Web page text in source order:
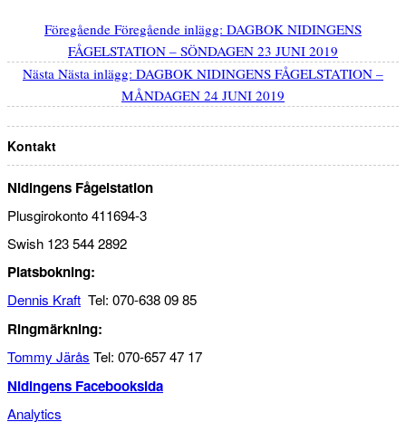
Föregående Föregående inlägg: DAGBOK NIDINGENS
FÅGELSTATION – SÖNDAGEN 23 JUNI 2019
Nästa Nästa inlägg: DAGBOK NIDINGENS FÅGELSTATION –
MÅNDAGEN 24 JUNI 2019
Kontakt
Nidingens Fågelstation
Plusgirokonto 411694-3
Swish 123 544 2892
Platsbokning:
Dennis Kraft Tel: 070-638 09 85
Ringmärkning:
Tommy Järås Tel: 070-657 47 17
Nidingens Facebooksida
Analytics